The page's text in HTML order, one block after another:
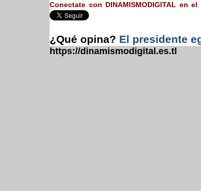
Conectate con DINAMISMODIGITAL en
¿Qué opina? El presidente
https://dinamismodigital.es.tl